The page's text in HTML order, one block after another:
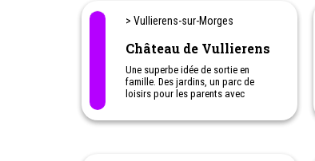
observer la faune sans la perturber.
> Vullierens-sur-Morges
Château de Vullierens
Une superbe idée de sortie en
famille. Des jardins, un parc de
loisirs pour les parents avec
pour jouer...